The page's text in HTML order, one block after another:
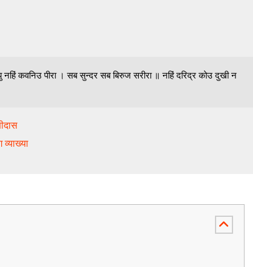
नहिं कवनिउ पीरा । सब सुन्दर सब बिरुज सरीरा ॥ नहिं दरिद्र कोउ दुखी न